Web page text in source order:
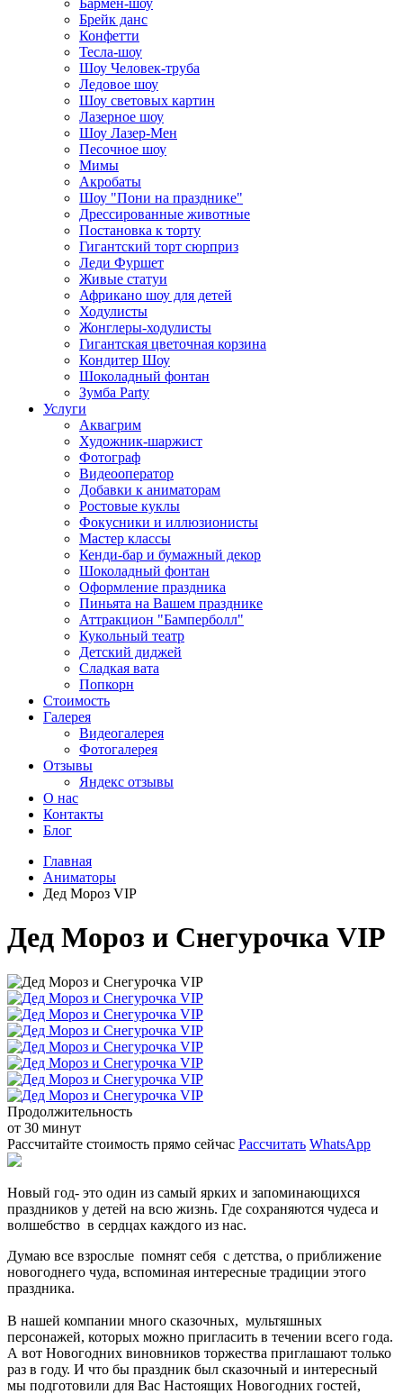
Бармен-шоу
Брейк данс
Конфетти
Тесла-шоу
Шоу Человек-труба
Ледовое шоу
Шоу световых картин
Лазерное шоу
Шоу Лазер-Мен
Песочное шоу
Мимы
Акробаты
Шоу "Пони на празднике"
Дрессированные животные
Постановка к торту
Гигантский торт сюрприз
Леди Фуршет
Живые статуи
Африкано шоу для детей
Ходулисты
Жонглеры-ходулисты
Гигантская цветочная корзина
Кондитер Шоу
Шоколадный фонтан
Зумба Party
Услуги
Аквагрим
Художник-шаржист
Фотограф
Видеооператор
Добавки к аниматорам
Ростовые куклы
Фокусники и иллюзионисты
Мастер классы
Кенди-бар и бумажный декор
Шоколадный фонтан
Оформление праздника
Пиньята на Вашем празднике
Аттракцион "Бамперболл"
Кукольный театр
Детский диджей
Сладкая вата
Попкорн
Стоимость
Галерея
Видеогалерея
Фотогалерея
Отзывы
Яндекс отзывы
О нас
Контакты
Блог
Главная
Аниматоры
Дед Мороз VIP
Дед Мороз и Снегурочка VIP
Продолжительность
от 30 минут
Рассчитайте стоимость прямо сейчас Рассчитать WhatsApp
Новый год- это один из самый ярких и запоминающихся
праздников у детей на всю жизнь. Где сохраняются чудеса и
волшебство в сердцах каждого из нас.
Думаю все взрослые помнят себя с детства, о приближение
новогоднего чуда, вспоминая интересные традиции этого
праздника.
В нашей компании много сказочных, мультяшных
персонажей, которых можно пригласить в течении всего года.
А вот Новогодних виновников торжества приглашают только
раз в году. И что бы праздник был сказочный и интересный
мы подготовили для Вас Настоящих Новогодних гостей,